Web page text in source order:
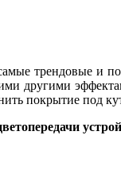
трендовые и
другими
покрытие под